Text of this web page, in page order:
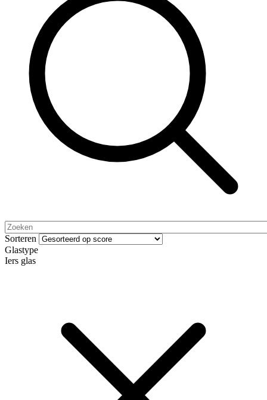
Sorteren
Glastype
Iers glas